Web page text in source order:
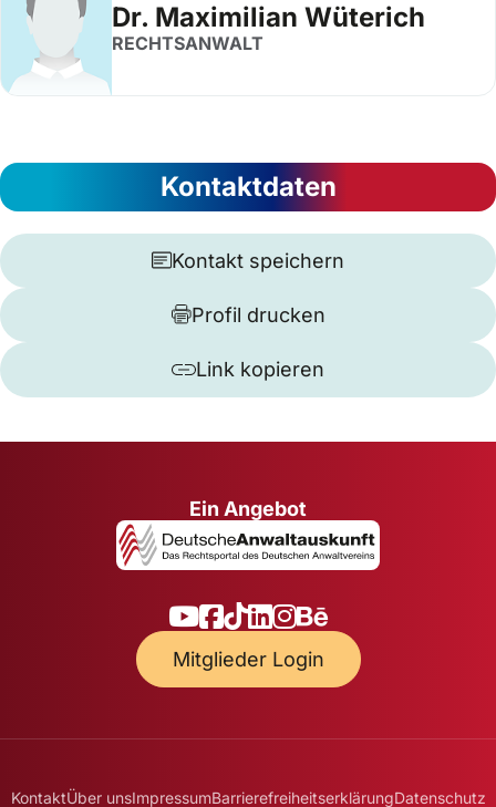
Dr. Maximilian Wüterich
RECHTSANWALT
Kontaktdaten
Kontakt speichern
Profil drucken
Link kopieren
Ein Angebot
Mitglieder Login
KontaktÜber unsImpressumBarrierefreiheitserklärungDatenschutz